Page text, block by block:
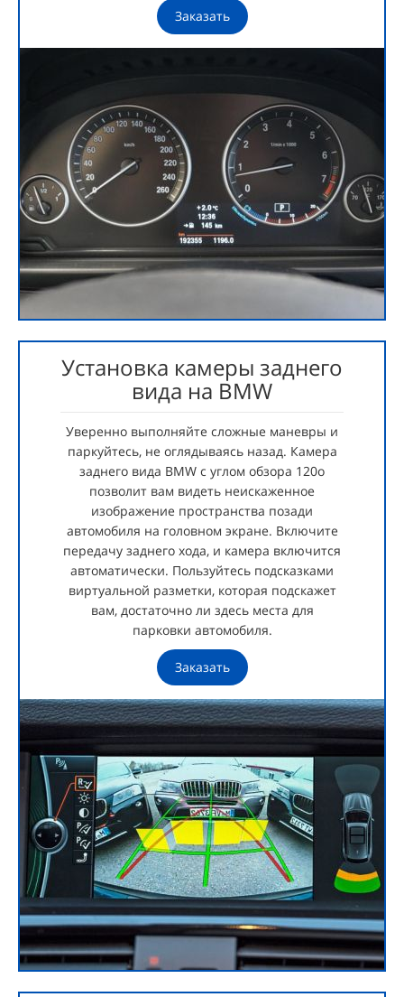
Заказать
Установка камеры заднего
вида на BMW
Уверенно выполняйте сложные маневры и
паркуйтесь, не оглядываясь назад. Камера
заднего вида BMW с углом обзора 120о
позволит вам видеть неискаженное
изображение пространства позади
автомобиля на головном экране. Включите
передачу заднего хода, и камера включится
автоматически. Пользуйтесь подсказками
виртуальной разметки, которая подскажет
вам, достаточно ли здесь места для
парковки автомобиля.
Заказать